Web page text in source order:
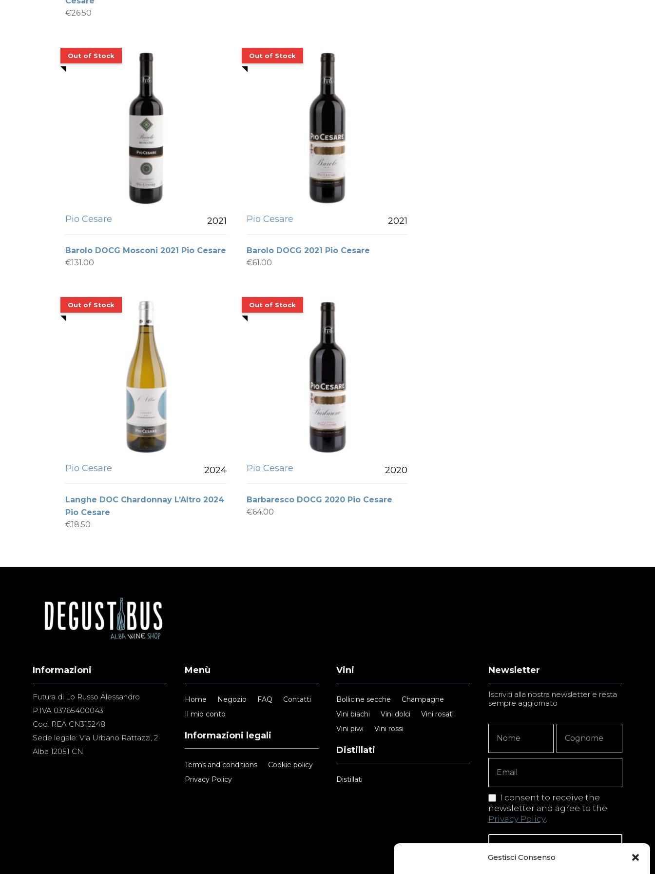
Gestisci Consenso
€26.50
Pio Cesare 2021
Barolo DOCG Mosconi 2021 Pio Cesare
€131.00
Pio Cesare 2021
Barolo DOCG 2021 Pio Cesare
€61.00
Pio Cesare 2024
Langhe DOC Chardonnay L’Altro 2024
Pio Cesare
€18.50
Pio Cesare 2020
Barbaresco DOCG 2020 Pio Cesare
€64.00
Informazioni
Futura di Lo Russo Alessandro
P.IVA 03765400043
Cod. REA CN315248
Sede legale: Via Urbano Rattazzi, 2
Alba 12051 CN
Menù
Home Negozio FAQ
Contatti
Il mio conto
Informazioni legali
Terms and conditions
Cookie policy
Privacy Policy
Vini
Bollicine secche
Champagne
Vini biachi
Vini dolci
Vini rosati
Vini piwi
Vini rossi
Distillati
Distillati
Newsletter
Iscriviti alla nostra newsletter e resta
sempre aggiornato
Signup
Copy
I consent to receive the
newsletter and agree to the
Privacy Policy.